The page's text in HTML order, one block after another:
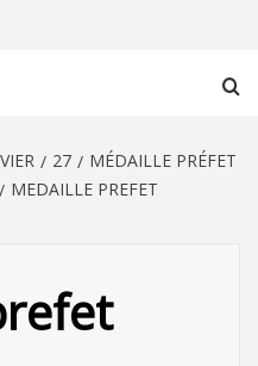
27
MÉDAILLE PRÉFET
MEDAILLE PREFET